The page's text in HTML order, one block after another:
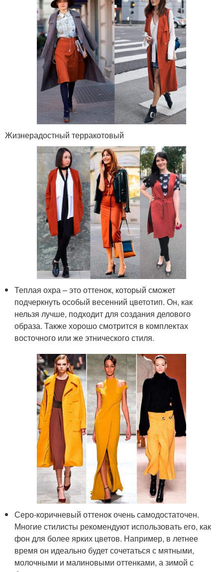
Жизнерадостный терракотовый
Теплая охра – это оттенок, который сможет
подчеркнуть особый весенний цветотип. Он, как
нельзя лучше, подходит для создания делового
образа. Также хорошо смотрится в комплектах
восточного или же этнического стиля.
Серо-коричневый оттенок очень самодостаточен.
Многие стилисты рекомендуют использовать его, как
фон для более ярких цветов. Например, в летнее
время он идеально будет сочетаться с мятными,
молочными и малиновыми оттенками, а зимой с